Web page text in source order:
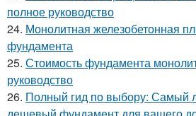
полное руководство
24. Монолитная железобетонная
фундамента
25. Стоимость фундамента
руководство
26. Полный гид по выбору: Самый